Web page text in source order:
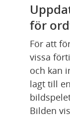
för
För att
vissa
och kan
lagt till
Bilden